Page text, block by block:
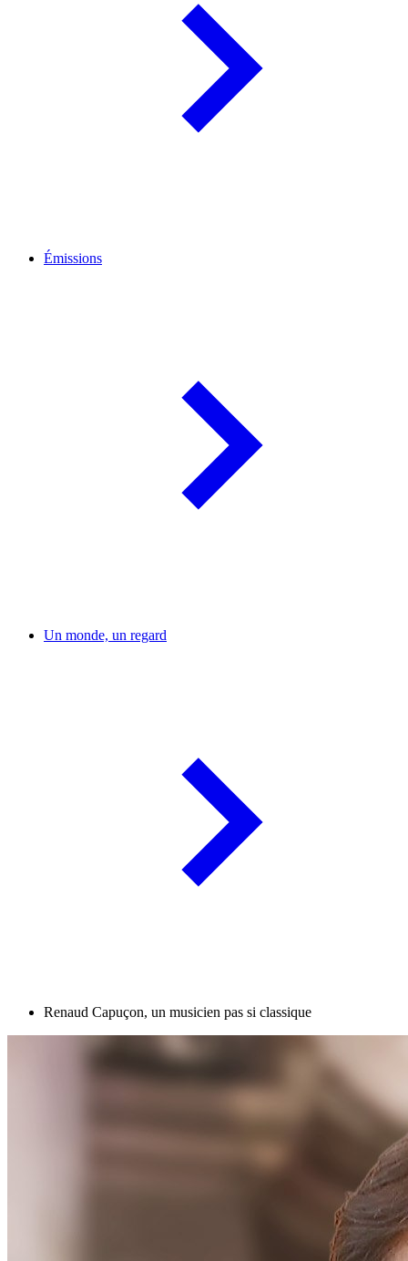
Émissions
Un monde, un regard
Renaud Capuçon, un musicien pas si classique